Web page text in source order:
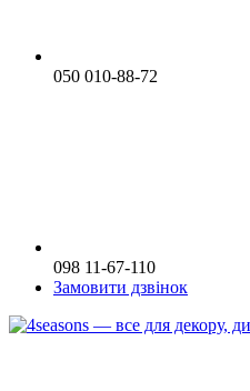
050 010-88-72
098 11-67-110
Замовити дзвінок